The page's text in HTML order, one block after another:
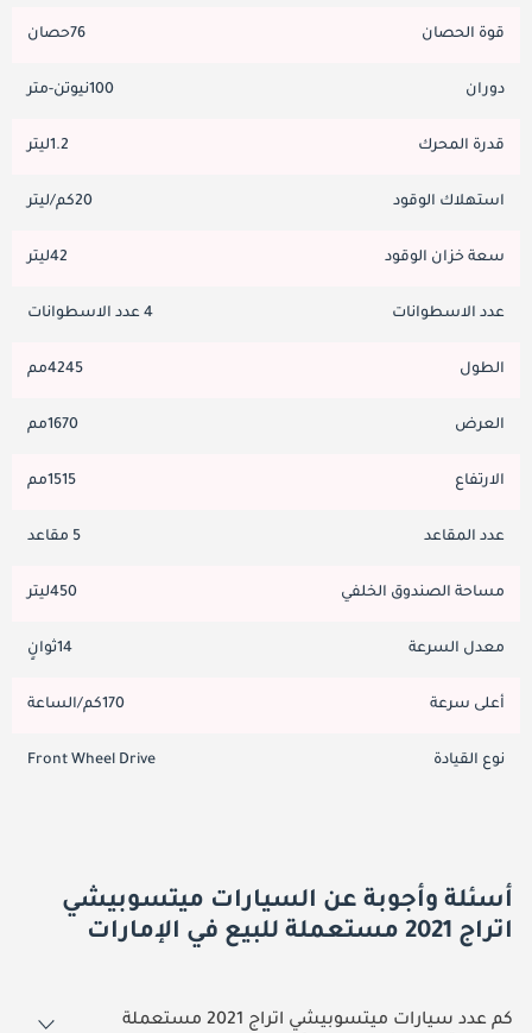
قوة الحصان 76حصان
دوران 100نيوتن-متر
قدرة المحرك 1.2ليتر
استهلاك الوقود 20كم/ليتر
سعة خزان الوقود 42ليتر
عدد الاسطوانات 4 عدد الاسطوانات
الطول 4245مم
العرض 1670مم
الارتفاع 1515مم
عدد المقاعد 5 مقاعد
مساحة الصندوق الخلفي 450ليتر
معدل السرعة 14ثوانٍ
أعلى سرعة 170كم/الساعة
نوع القيادة Front Wheel Drive
أسئلة وأجوبة عن السيارات ميتسوبيشي
اتراج 2021 مستعملة للبيع في الإمارات
كم عدد سيارات ميتسوبيشي اتراج 2021 مستعملة